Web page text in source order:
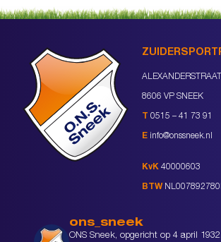
8606 VP SNEEK
T 0515 – 41 73 91
E info@onssneek.nl
KvK 40000603
BTW
ons_sneek
ONS Sneek, opgericht op 4 april